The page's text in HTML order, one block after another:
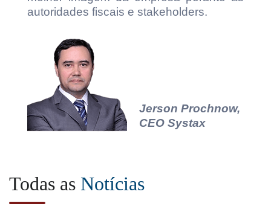
autoridades fiscais e stakeholders.
Jerson Prochnow,
CEO Systax
Todas as Notícias